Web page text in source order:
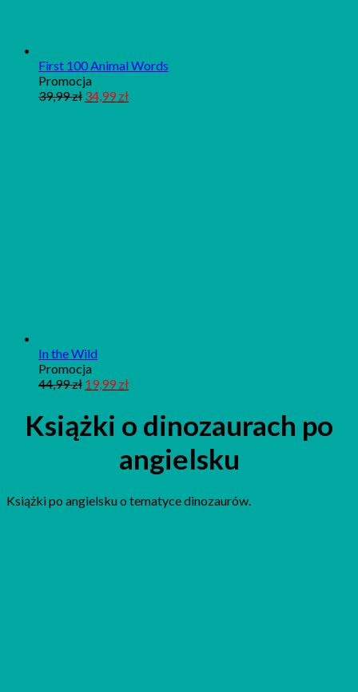
First 100 Animal Words
PromocjaProdukt
w
39,99zł 34,99zł
In the Wild
PromocjaProdukt
w
44,99zł 19,99zł
Książki o dinozaurach po
angielsku
Książki po angielsku o tematyce dinozaurów.